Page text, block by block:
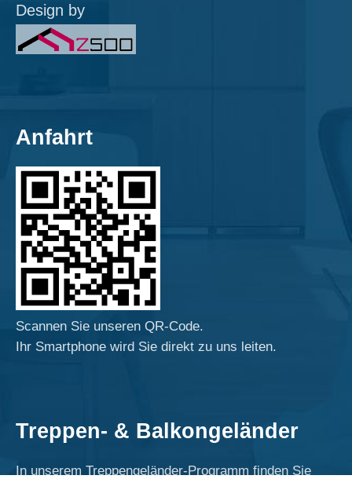
Design by
Anfahrt
Scannen Sie unseren QR-Code.
Ihr Smartphone wird Sie direkt zu uns leiten.
Treppen- & Balkongeländer
In unserem Treppengeländer-Programm finden Sie